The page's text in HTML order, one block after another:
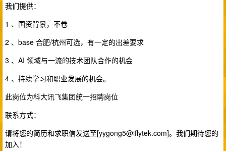
我们提供：
1 、国资背景，不卷
2 、base 合肥/杭州可选，有一定的出差要求
3 、AI 领域与一流的技术团队合作的机会
4 、持续学习和职业发展的机会。
此岗位为科大讯飞集团统一招聘岗位
联系方式：
请将您的简历和求职信发送至[yygong5@iflytek.com]。我们期待您的
加入！